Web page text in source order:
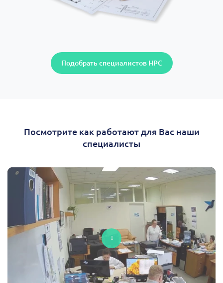
Подобрать специалистов НРС
Посмотрите как работают для Вас наши
специалисты